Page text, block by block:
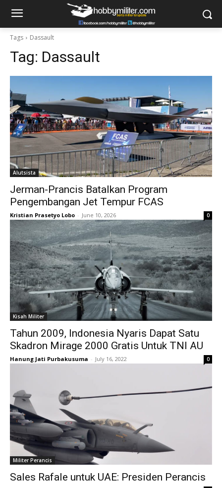
Tags Dassault
Tag: Dassault
Alutsista
Jerman-Prancis Batalkan Program
Pengembangan Jet Tempur FCAS
Kristian Prasetyo Lobo - June 10, 2026 0
Kisah Militer
Tahun 2009, Indonesia Nyaris Dapat Satu
Skadron Mirage 2000 Gratis Untuk TNI AU
Hanung Jati Purbakusuma - July 16, 2022 0
Militer Perancis
Sales Rafale untuk UAE: Presiden Perancis